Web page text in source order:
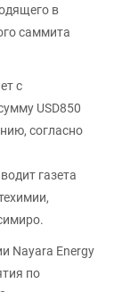
в
саммита
с
USD850
согласно
газета
Nayara Energy
по